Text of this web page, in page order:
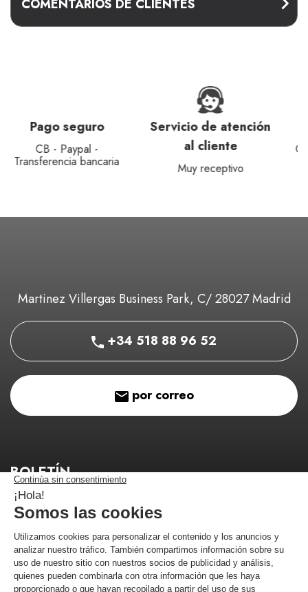
COMENTARIOS DE CLIENTES
Pago seguro
CB - Paypal -
Transferencia bancaria
Servicio de atención
al cliente
Muy receptivo
Martinez Villergas Business Park, C/ 28027 Madrid
+34 518 88 96 52
por correo
BOLETÍN
¡Manténgase informado de nuestros buenos planes!
¡Me estoy registrando!